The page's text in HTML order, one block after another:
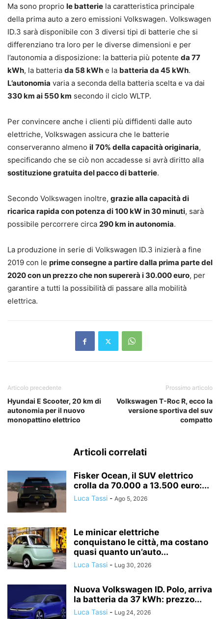
Ma sono proprio le batterie la caratteristica principale
della prima auto a zero emissioni Volkswagen. Volkswagen
ID.3 sarà disponibile con 3 diversi tipi di batterie che si
differenziano tra loro per le diverse dimensioni e per
l’autonomia a disposizione: la batteria più potente da 77
kWh, la batteria da 58 kWh e la batteria da 45 kWh.
L’autonomia varia a seconda della batteria scelta e va dai
330 km ai 550 km secondo il ciclo WLTP.
Per convincere anche i clienti più diffidenti dalle auto
elettriche, Volkswagen assicura che le batterie
conserveranno almeno il 70% della capacità originaria,
specificando che se ciò non accadesse si avrà diritto alla
sostituzione gratuita del pacco di batterie.
Secondo Volkswagen inoltre, grazie alla capacità di
ricarica rapida con potenza di 100 kW in 30 minuti, sarà
possibile percorrere circa 290 km in autonomia.
La produzione in serie di Volkswagen ID.3 inizierà a fine
2019 con le prime consegne a partire dalla prima parte del
2020 con un prezzo che non supererà i 30.000 euro, per
garantire a tutti la possibilità di passare alla mobilità
elettrica.
Articolo precedente
Hyundai E Scooter, 20 km di
autonomia per il nuovo
monopattino elettrico
Prossimo articolo
Volkswagen T-Roc R, ecco la
versione sportiva del suv
compatto
Articoli correlati
Fisker Ocean, il SUV elettrico
crolla da 70.000 a 13.500 euro:...
Luca Tassi - Ago 5, 2026
Le minicar elettriche
conquistano le città, ma costano
quasi quanto un’auto...
Luca Tassi - Lug 30, 2026
Nuova Volkswagen ID. Polo, arriva
la batteria da 37 kWh: prezzo...
Luca Tassi - Lug 24, 2026